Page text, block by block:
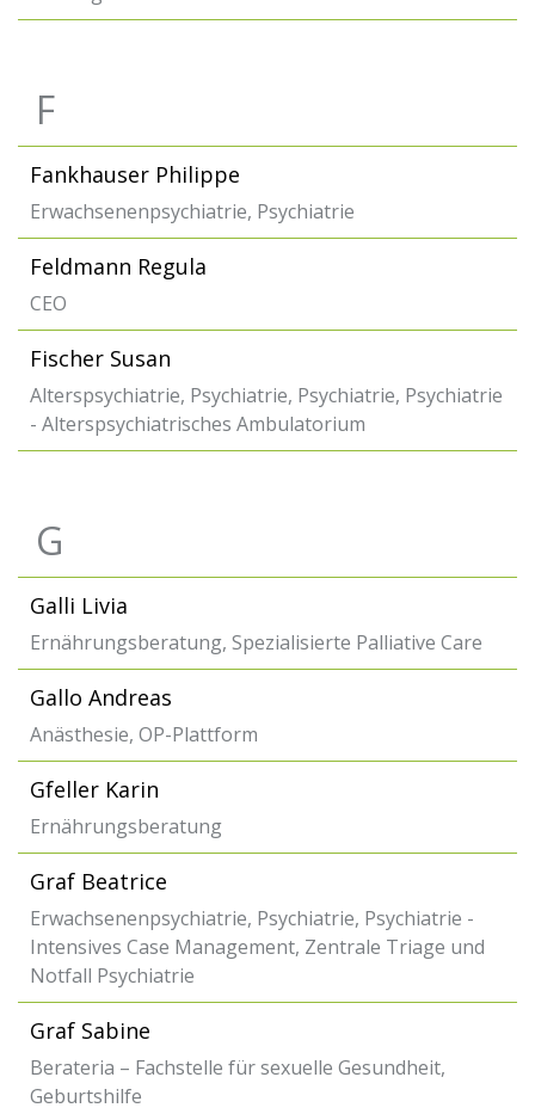
F
Fankhauser Philippe
Erwachsenenpsychiatrie, Psychiatrie
Feldmann Regula
CEO
Fischer Susan
Alterspsychiatrie, Psychiatrie, Psychiatrie, Psychiatrie
- Alterspsychiatrisches Ambulatorium
G
Galli Livia
Ernährungsberatung, Spezialisierte Palliative Care
Gallo Andreas
Anästhesie, OP-Plattform
Gfeller Karin
Ernährungsberatung
Graf Beatrice
Erwachsenenpsychiatrie, Psychiatrie, Psychiatrie -
Intensives Case Management, Zentrale Triage und
Notfall Psychiatrie
Graf Sabine
Berateria – Fachstelle für sexuelle Gesundheit,
Geburtshilfe